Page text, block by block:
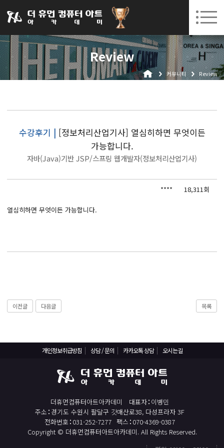
031-252-7277 수원캠퍼스 개강 08. 12.(수)
로그인 회원가입 고객센터
Review
커뮤니티 Review
수강후기 | [정보처리산업기사] 열심히하면 무엇이든
가능합니다.
자바(Java)기반 JSP/스프링 웹개발자(정보처리산업기사)
**** 18,311회
열심히하면 무엇이든 가능합니다.
이전글 다음글 목록
개인정보취급방침 상담 / 문의 카카오톡 상담 오시는길
더휴먼컴퓨터아트아카데미 대표자 이병민
주소 경기도 수원시 팔달구 갓매산로38, 다성프라자 3F
전화번호 031-252-7277 팩스 070-4369-0387
Copyright © 더휴먼컴퓨터아트아카데미. All Rights Reserved.
아카데미소개
인사말
오시는길
BIM 건축설계 및 실내건축설계(캐드(CAD),맥스(MAX),레빗(REVIT))실무자 양성과정
전산세무회계 자격취득과정[전산회계1급/전산세무2급/FAT1급/TAT2급]
직업상담사 2급 (필기+실기) 자격증 취득과정
일러스트 자격증 취득과정(GTQi 1급)
전산회계 1급 / FAT 1급 자격증 취득과정
전산세무 2급 / TAT 2급 자격증 취득과정